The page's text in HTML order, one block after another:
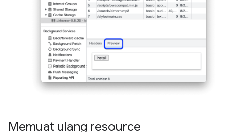
Memuat ulang resource